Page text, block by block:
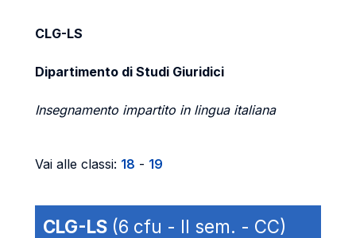
CLG-LS
Dipartimento di Studi Giuridici
Insegnamento impartito in lingua italiana
Vai alle classi: 18 - 19
CLG-LS (6 cfu - II sem. - CC)